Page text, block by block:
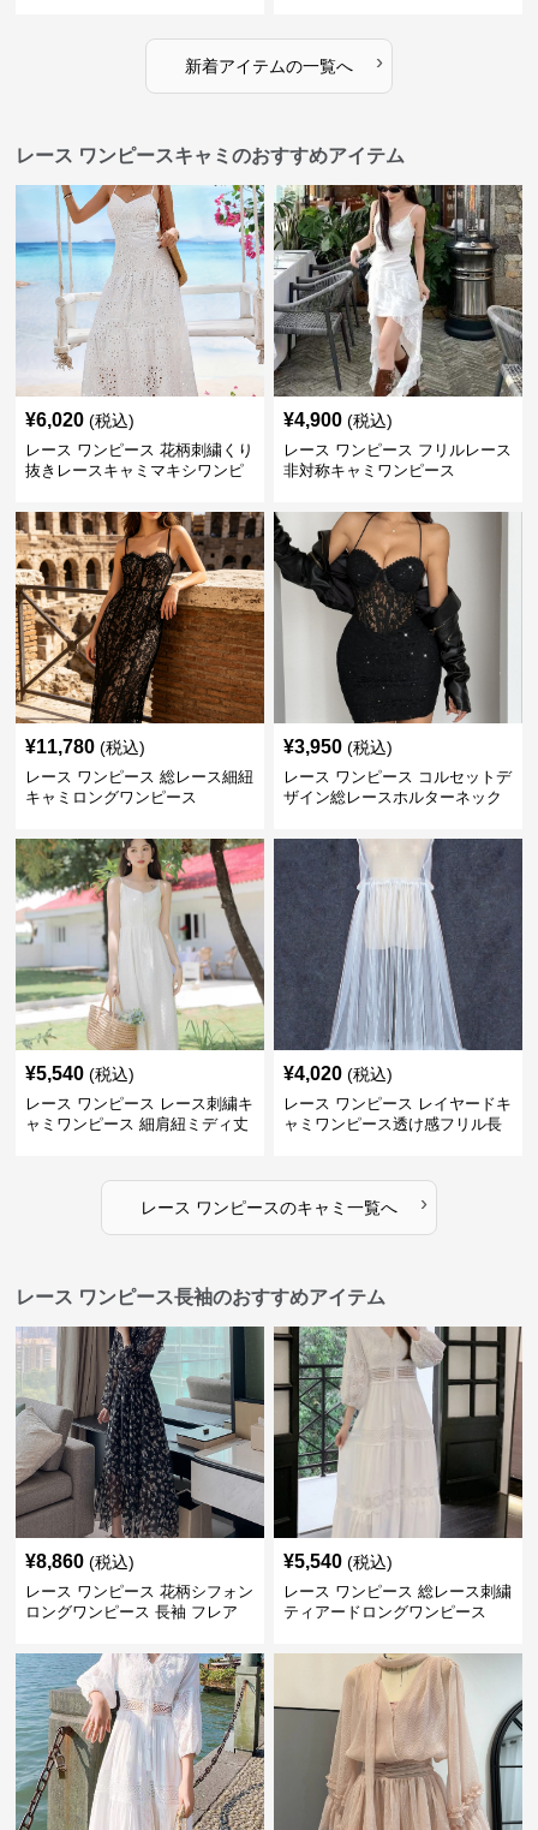
新着アイテムの一覧へ ›
レース ワンピースキャミのおすすめアイテム
¥6,020 (税込)
レース ワンピース 花柄刺繍くり
抜きレースキャミマキシワンピ
¥4,900 (税込)
レース ワンピース フリルレース
非対称キャミワンピース
¥11,780 (税込)
レース ワンピース 総レース細紐
キャミロングワンピース
¥3,950 (税込)
レース ワンピース コルセットデ
ザイン総レースホルターネック
¥5,540 (税込)
レース ワンピース レース刺繍キ
ャミワンピース 細肩紐ミディ丈
¥4,020 (税込)
レース ワンピース レイヤードキ
ャミワンピース透け感フリル長
レース ワンピースのキャミ 一覧へ ›
レース ワンピース長袖のおすすめアイテム
¥8,860 (税込)
レース ワンピース 花柄シフォン
ロングワンピース 長袖 フレア
¥5,540 (税込)
レース ワンピース 総レース刺繍
ティアードロングワンピース